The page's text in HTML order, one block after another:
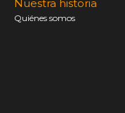
Nuestra historia
Quiénes somos